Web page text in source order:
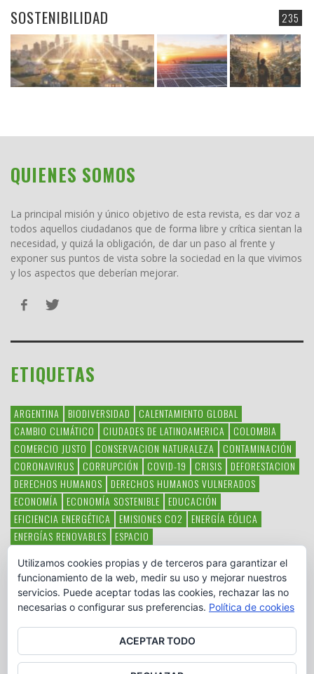
235
SOSTENIBILIDAD
QUIENES SOMOS
La principal misión y único objetivo de esta revista, es dar voz a
todos aquellos ciudadanos que de forma libre y crítica sientan la
necesidad, y quizá la obligación, de dar un paso al frente y
exponer sus puntos de vista sobre la sociedad en la que vivimos
y los aspectos que deberían mejorar.
ETIQUETAS
ARGENTINA BIODIVERSIDAD
CALENTAMIENTO GLOBAL
CAMBIO CLIMÁTICO
CIUDADES DE LATINOAMERICA
COLOMBIA
COMERCIO JUSTO
CONSERVACION NATURALEZA
CONTAMINACIÓN
CORONAVIRUS
CORRUPCIÓN COVID-19 CRISIS
DEFORESTACION
DERECHOS HUMANOS
DERECHOS HUMANOS VULNERADOS
ECONOMÍA
ECONOMÍA SOSTENIBLE
EDUCACIÓN
EFICIENCIA ENERGÉTICA
EMISIONES CO2
ENERGÍA EÓLICA
ENERGÍAS RENOVABLES
ESPACIO
HAMBRE LATINOAMÉRICA MEDIO AMBIENTE
MÉXICO
OBJETIVOS DEL MILENIO
ONGS PAZ POBREZA POESÍA
POLITICA
PUEBLOS INDÍGENAS RSC RSE
SOBERANÍA ALIMENTARIA
SOLIDARIDAD SOSTENIBILIDAD TECNOLOGÍA VERTIDO PETROLEO
Utilizamos cookies propias y de terceros para garantizar el
funcionamiento de la web, medir su uso y mejorar nuestros
servicios. Puede aceptar todas las cookies, rechazar las no
necesarias o configurar sus preferencias. Política de cookies
ACEPTAR TODO